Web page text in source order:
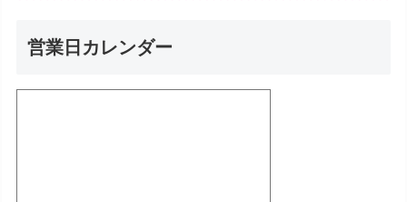
営業日カレンダー